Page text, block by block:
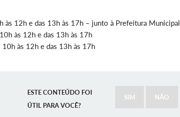
às 12h e das 13h às 17h – junto à Prefeitura Municipal
às 12h e das 13h às 17h
10h às 12h e das 13h às 17h
ESTE CONTEÚDO FOI
ÚTIL PARA VOCÊ?
SIM NÃO